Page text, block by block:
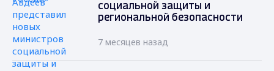
социальной защиты и
региональной безопасности
7 месяцев назад